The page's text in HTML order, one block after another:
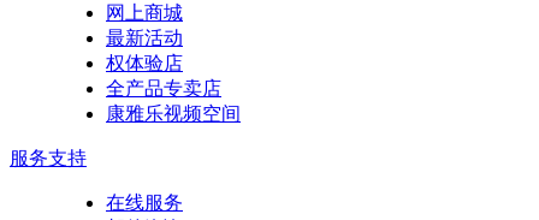
网上商城
最新活动
权体验店
全产品专卖店
康雅乐视频空间
服务支持
在线服务